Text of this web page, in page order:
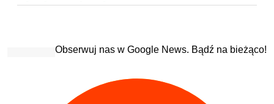
Obserwuj nas w Google News. Bądź na bieżąco!